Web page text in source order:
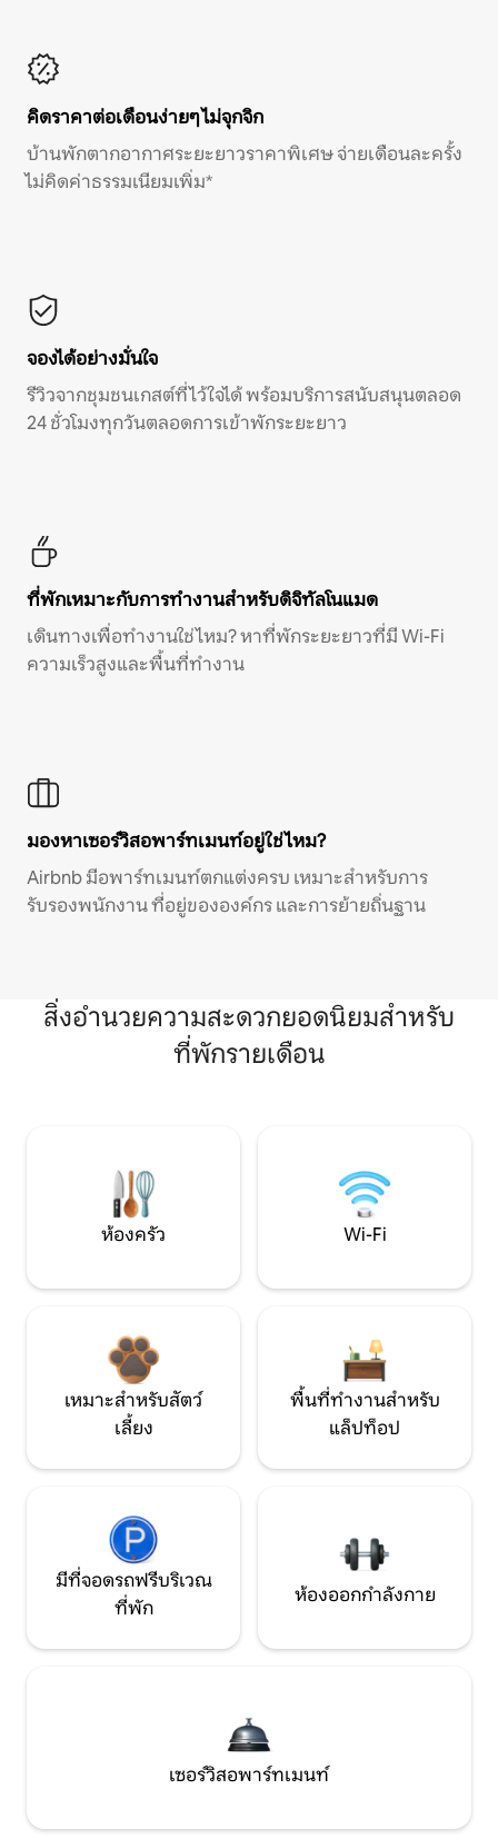
คิดราคาต่อเดือนง่ายๆ ไม่จุกจิก
บ้านพักตากอากาศระยะยาวราคาพิเศษ จ่ายเดือนละครั้ง
ไม่คิดค่าธรรมเนียมเพิ่ม*
จองได้อย่างมั่นใจ
รีวิวจากชุมชนเกสต์ที่ไว้ใจได้ พร้อมบริการสนับสนุนตลอด
24 ชั่วโมงทุกวันตลอดการเข้าพักระยะยาว
ที่พักเหมาะกับการทำงานสำหรับดิจิทัลโนแมด
เดินทางเพื่อทำงานใช่ไหม? หาที่พักระยะยาวที่มี Wi-Fi
ความเร็วสูงและพื้นที่ทำงาน
มองหาเซอร์วิสอพาร์ทเมนท์อยู่ใช่ไหม?
Airbnb มีอพาร์ทเมนท์ตกแต่งครบ เหมาะสำหรับการ
รับรองพนักงาน ที่อยู่ขององค์กร และการย้ายถิ่นฐาน
สิ่งอำนวยความสะดวกยอดนิยมสำหรับ
ที่พักรายเดือน
ห้องครัว Wi-Fi
เหมาะสำหรับสัตว์
เลี้ยง
พื้นที่ทำงานสำหรับ
แล็ปท็อป
มีที่จอดรถฟรีบริเวณ
ที่พัก
ห้องออกกำลังกาย
เซอร์วิสอพาร์ทเมนท์